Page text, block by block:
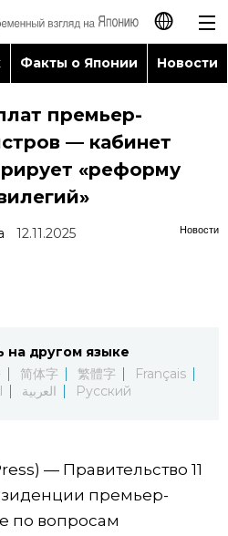
日本語
English
简体字
العربية
Факты о Японии Новости
премьер-
— кабинет
«реформу
Новости
12.11.2025
на другом языке
简体字 繁體字
Français
العربية Русский
— Правительство 11
премьер-
по вопросам